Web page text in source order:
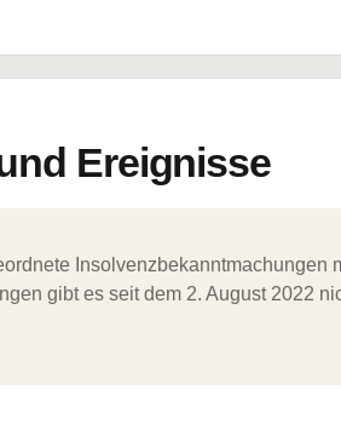
Ereignisse
Insolvenzbekanntmachungen
gibt es seit dem 2. August 2022